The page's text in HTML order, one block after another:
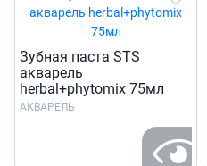
Зубная паста STS
акварель
herbal+phytomix 75мл
АКВАРЕЛЬ